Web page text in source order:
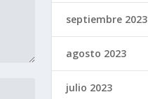
septiembre 2023
agosto 2023
julio 2023